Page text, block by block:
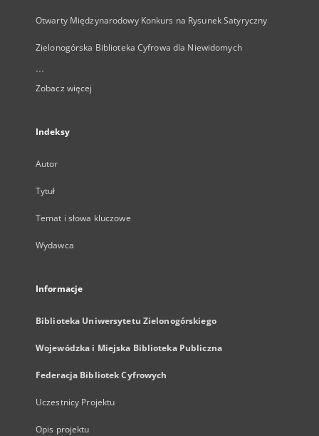
Otwarty Międzynarodowy Konkurs na Rysunek Satyryczny
Zielonogórska Biblioteka Cyfrowa dla Niewidomych
...
Zobacz więcej
Indeksy
Autor
Tytuł
Temat i słowa kluczowe
Wydawca
Informacje
Biblioteka Uniwersytetu Zielonogórskiego
Wojewódzka i Miejska Biblioteka Publiczna
Federacja Bibliotek Cyfrowych
Uczestnicy Projektu
Opis projektu